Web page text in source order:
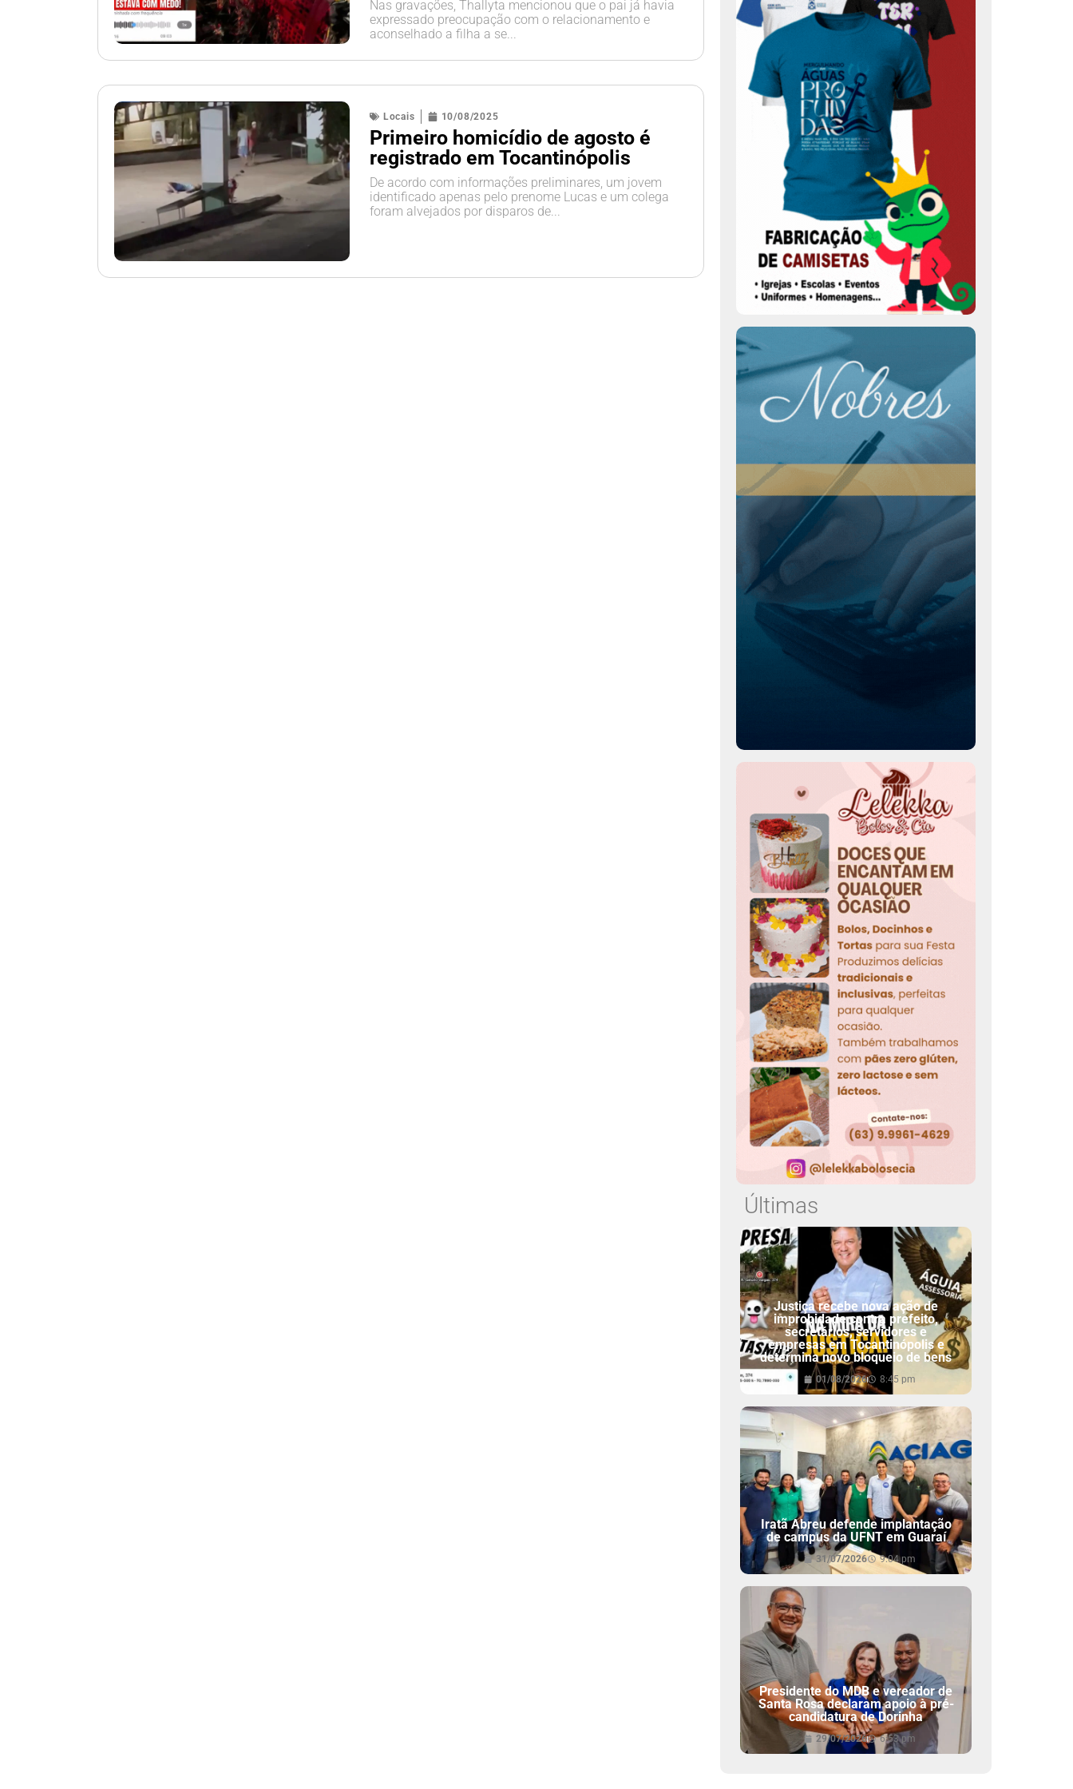
Nas gravações, Thallyta mencionou que o pai já havia
expressado preocupação com o relacionamento e
aconselhado a filha a se...
Locais 10/08/2025
Primeiro homicídio de agosto é
registrado em Tocantinópolis
De acordo com informações preliminares, um jovem
identificado apenas pelo prenome Lucas e um colega
foram alvejados por disparos de...
Últimas
Justiça recebe nova ação de
improbidade contra prefeito,
secretários, servidores e
empresas em Tocantinópolis e
determina novo bloqueio de bens
01/08/2026 8:45 pm
Iratã Abreu defende implantação
de campus da UFNT em Guaraí
31/07/2026 9:04 pm
Presidente do MDB e vereador de
Santa Rosa declaram apoio à pré-
candidatura de Dorinha
29/07/2026 6:53 pm